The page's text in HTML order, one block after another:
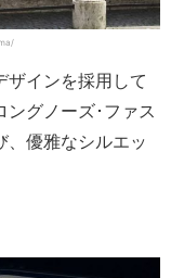
ザインを採用して
グノーズ･ファス
、優雅なシルエッ